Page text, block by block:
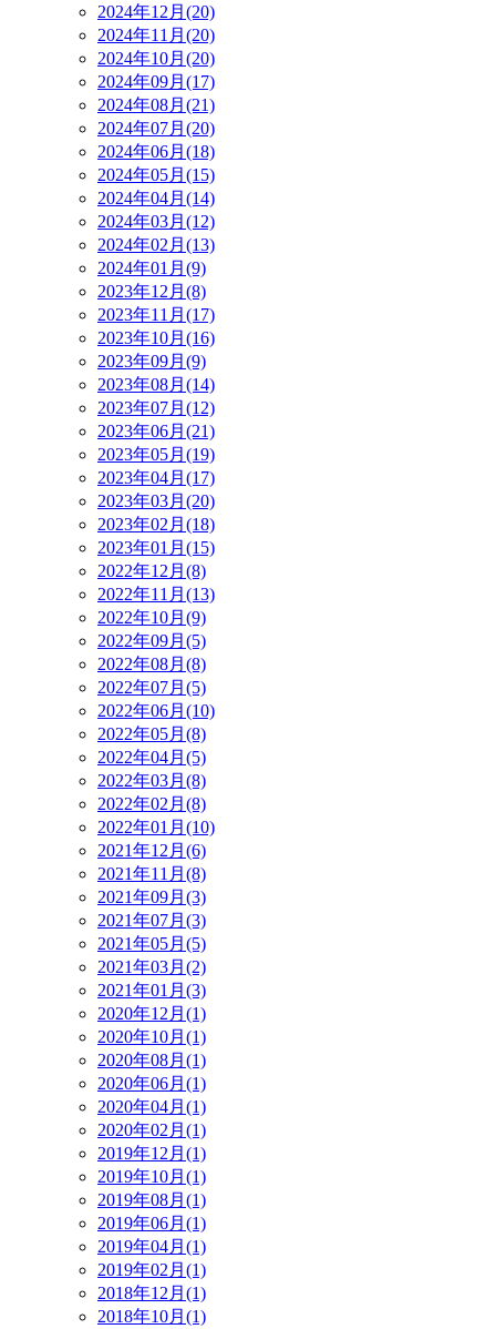
2024年12月(20)
2024年11月(20)
2024年10月(20)
2024年09月(17)
2024年08月(21)
2024年07月(20)
2024年06月(18)
2024年05月(15)
2024年04月(14)
2024年03月(12)
2024年02月(13)
2024年01月(9)
2023年12月(8)
2023年11月(17)
2023年10月(16)
2023年09月(9)
2023年08月(14)
2023年07月(12)
2023年06月(21)
2023年05月(19)
2023年04月(17)
2023年03月(20)
2023年02月(18)
2023年01月(15)
2022年12月(8)
2022年11月(13)
2022年10月(9)
2022年09月(5)
2022年08月(8)
2022年07月(5)
2022年06月(10)
2022年05月(8)
2022年04月(5)
2022年03月(8)
2022年02月(8)
2022年01月(10)
2021年12月(6)
2021年11月(8)
2021年09月(3)
2021年07月(3)
2021年05月(5)
2021年03月(2)
2021年01月(3)
2020年12月(1)
2020年10月(1)
2020年08月(1)
2020年06月(1)
2020年04月(1)
2020年02月(1)
2019年12月(1)
2019年10月(1)
2019年08月(1)
2019年06月(1)
2019年04月(1)
2019年02月(1)
2018年12月(1)
2018年10月(1)